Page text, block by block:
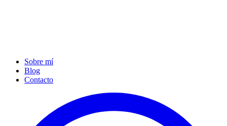
Sobre mí
Blog
Contacto